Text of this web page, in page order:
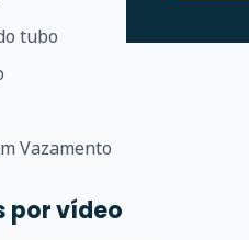
tubo
Vazamento
por vídeo